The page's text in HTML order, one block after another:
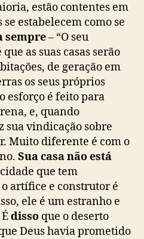
estão contentes em
estabelecem como se
sempre– “O seu
as suas casas serão
de geração em
os seus próprios
esforço é feito para
e, quando
vindicação sobre
Muito diferente é com o
Sua casa não está
que tem
artífice e construtor é
ele é um estranho e
disso que o deserto
Deus havia prometido